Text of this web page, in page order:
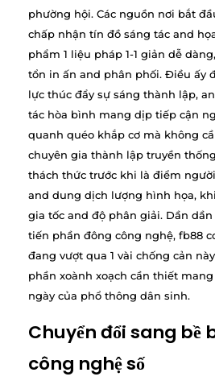
phường hội. Các nguồn nơi bắt
chấp nhận tín đồ sáng tác and
phẩm 1 liệu pháp 1-1 giản dễ
tổn in ấn and phân phối. Điều ấy
lực thúc đẩy sự sáng thành lập,
tác hòa bình mang dịp tiếp cận
quanh quéo khắp cơ mà không
chuyên gia thành lập truyền
thách thức trước khi là điểm
and dung dịch lượng hình họa,
gia tốc and độ phân giải. Dần
tiến phần đông công nghệ, fb88
đang vượt qua 1 vài chống cản
phần xoành xoạch cần thiết
ngày của phổ thông dân sinh.
Chuyển đổi sang bề
công nghệ số